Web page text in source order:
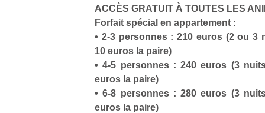
ACCÈS GRATUIT À TOUTES LES
Forfait spécial en appartement :
• 2-3 personnes : 210 euros (2 ou 3
10 euros la paire)
• 4-5 personnes : 240 euros (3
euros la paire)
• 6-8 personnes : 280 euros (3
euros la paire)